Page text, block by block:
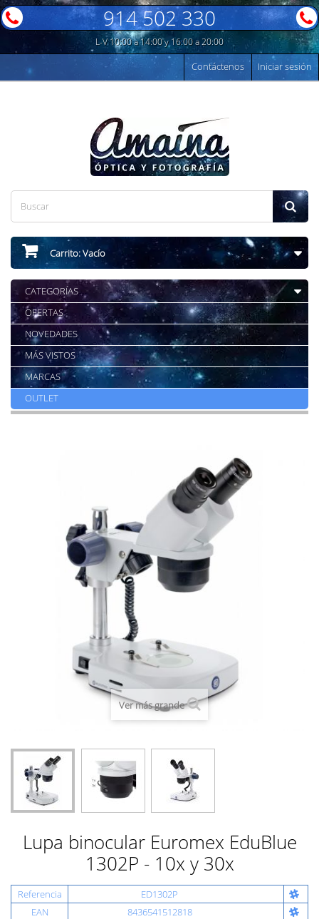
914 502 330
L-V 10:00 a 14:00 y 16:00 a 20:00
Iniciar sesión
Contáctenos
Carrito:Vacío
CATEGORÍAS
OFERTAS
NOVEDADES
MÁS VISTOS
MARCAS
OUTLET
Ver más grande
Lupa binocular Euromex EduBlue
1302P - 10x y 30x
Referencia
ED1302P
EAN
8436541512818